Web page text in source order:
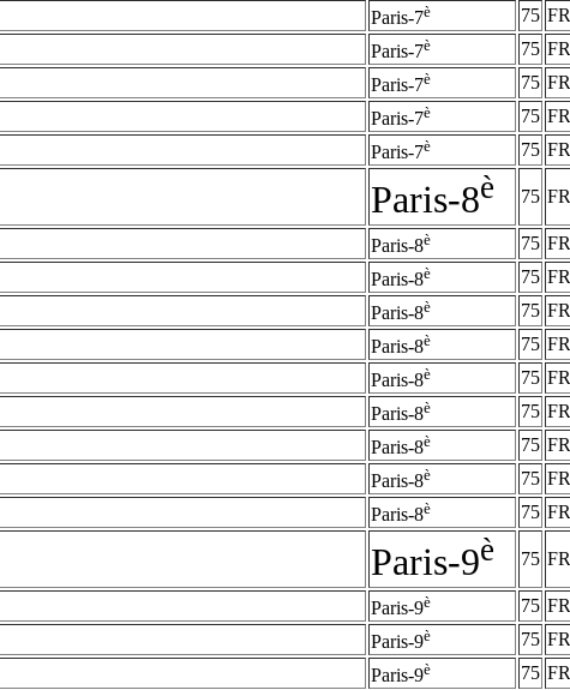
Paris-7è 75 FR
Paris-7è 75 FR
Paris-7è 75 FR
Paris-7è 75 FR
Paris-7è 75 FR
Paris-8è 75 FR
Paris-8è 75 FR
Paris-8è 75 FR
Paris-8è 75 FR
Paris-8è 75 FR
Paris-8è 75 FR
Paris-8è 75 FR
Paris-8è 75 FR
Paris-8è 75 FR
Paris-8è 75 FR
Paris-9è 75 FR
Paris-9è 75 FR
Paris-9è 75 FR
Paris-9è 75 FR